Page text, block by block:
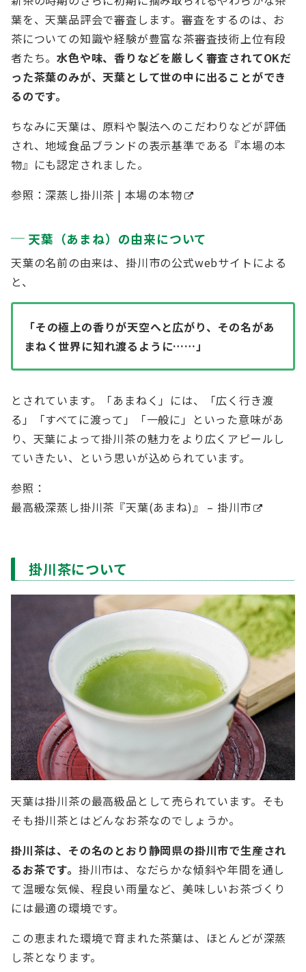
葉を、天葉品評会で審査します。審査をするのは、お
茶についての知識や経験が豊富な茶審査技術上位有段
者たち。水色や味、香りなどを厳しく審査されてOKだ
った茶葉のみが、天葉として世の中に出ることができ
るのです。
ちなみに天葉は、原料や製法へのこだわりなどが評価
され、地域食品ブランドの表示基準である『本場の本
物』にも認定されました。
参照： 深蒸し掛川茶 | 本場の本物
天葉（あまね）の由来について
天葉の名前の由来は、掛川市の公式webサイトによる
と、
「その極上の香りが天空へと広がり、その名があ
まねく世界に知れ渡るように……」
とされています。「あまねく」には、「広く行き渡
る」「すべてに渡って」「一般に」といった意味があ
り、天葉によって掛川茶の魅力をより広くアピールし
ていきたい、という思いが込められています。
参照：
最高級深蒸し掛川茶『天葉(あまね)』 – 掛川市
掛川茶について
天葉は掛川茶の最高級品として売られています。そも
そも掛川茶とはどんなお茶なのでしょうか。
掛川茶は、その名のとおり静岡県の掛川市で生産され
るお茶です。 掛川市は、なだらかな傾斜や年間を通し
て温暖な気候、程良い雨量など、美味しいお茶づくり
には最適の環境です。
この恵まれた環境で育まれた茶葉は、ほとんどが深蒸
し茶となります。